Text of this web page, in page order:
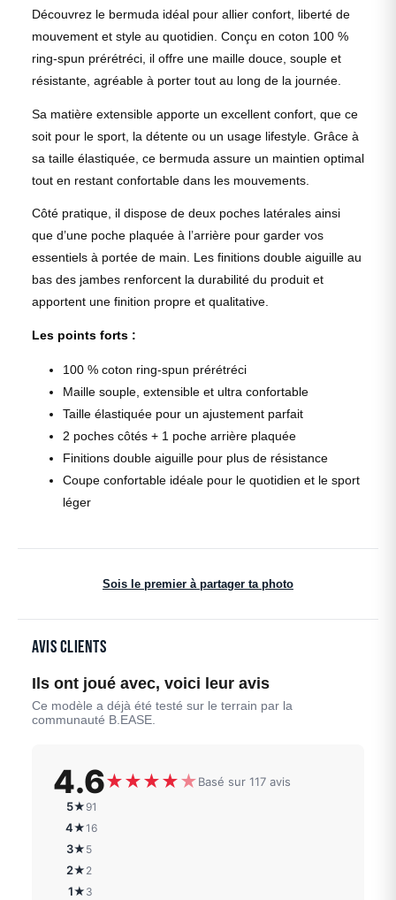
Découvrez le bermuda idéal pour allier confort, liberté de
mouvement et style au quotidien. Conçu en coton 100 %
ring-spun prérétréci, il offre une maille douce, souple et
résistante, agréable à porter tout au long de la journée.
Sa matière extensible apporte un excellent confort, que ce
soit pour le sport, la détente ou un usage lifestyle. Grâce à
sa taille élastiquée, ce bermuda assure un maintien optimal
tout en restant confortable dans les mouvements.
Côté pratique, il dispose de deux poches latérales ainsi
que d’une poche plaquée à l’arrière pour garder vos
essentiels à portée de main. Les finitions double aiguille au
bas des jambes renforcent la durabilité du produit et
apportent une finition propre et qualitative.
Les points forts :
100 % coton ring-spun prérétréci
Maille souple, extensible et ultra confortable
Taille élastiquée pour un ajustement parfait
2 poches côtés + 1 poche arrière plaquée
Finitions double aiguille pour plus de résistance
Coupe confortable idéale pour le quotidien et le sport
léger
Sois le premier à partager ta photo
Avis clients
Ils ont joué avec, voici leur avis
Ce modèle a déjà été testé sur le terrain par la
communauté B.EASE.
4.6★★★★★Basé sur 117 avis
5★ 91
4★16
3★ 5
2★ 2
1★ 3